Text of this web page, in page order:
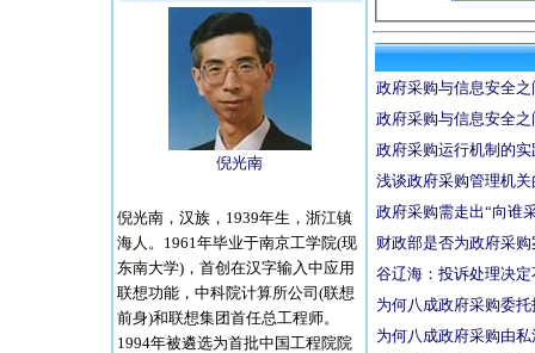
倪光南
倪光南，汉族，1939年生，浙江镇
海人。1961年毕业于南京工学院(现
东南大学)，首创在汉字输入中应用
联想功能，中科院计算所公司(联想
前身)和联想集团首任总工程师。
1994年被遴选为首批中国工程院院
政府采购与信息安全
政府采购与信息安全
政府采购运行机制的
浅谈政府采购管理机
政府采购需走出“向谁
财政部是否为政府采购
谷辽海：投诉处理决
为何八成政府采购委
为何八成政府采购由